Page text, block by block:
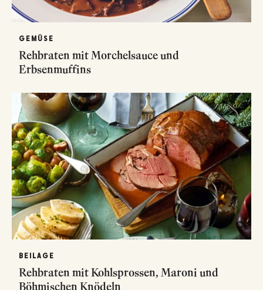
GEMÜSE
Rehbraten mit Morchelsauce und
Erbsenmuffins
BEILAGE
Rehbraten mit Kohlsprossen, Maroni und
Böhmischen Knödeln